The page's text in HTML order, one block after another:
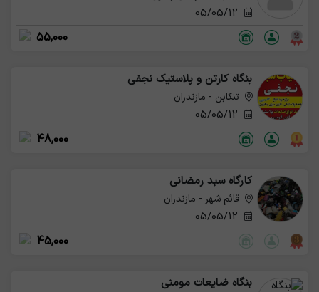
55,000
بنگاه کارتن و پلاستیک نجفی
تنکابن - مازندران
48,000
کارگاه سبد رمضانی
قائم شهر - مازندران
45,000
بنگاه ضایعات مومنی